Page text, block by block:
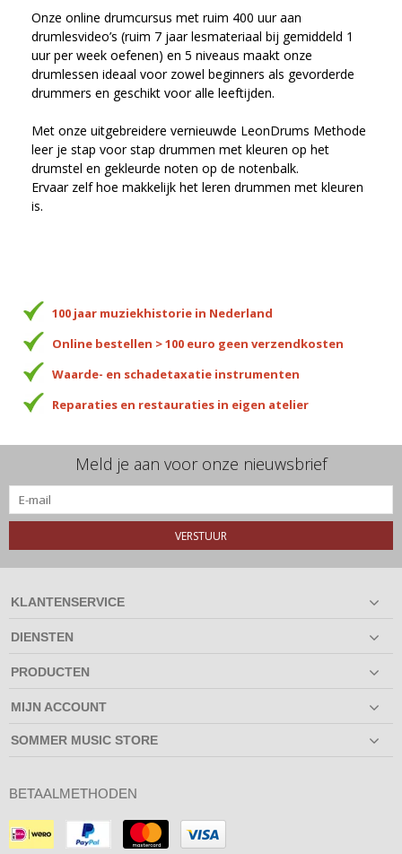
Onze online drumcursus met ruim 400 uur aan
drumlesvideo’s (ruim 7 jaar lesmateriaal bij gemiddeld 1
uur per week oefenen) en 5 niveaus maakt onze
drumlessen ideaal voor zowel beginners als gevorderde
drummers en geschikt voor alle leeftijden.
Met onze uitgebreidere vernieuwde LeonDrums Methode
leer je stap voor stap drummen met kleuren op het
drumstel en gekleurde noten op de notenbalk.
Ervaar zelf hoe makkelijk het leren drummen met kleuren
is.
100 jaar muziekhistorie in Nederland
Online bestellen > 100 euro geen verzendkosten
Waarde- en schadetaxatie instrumenten
Reparaties en restauraties in eigen atelier
Meld je aan voor onze nieuwsbrief
VERSTUUR
KLANTENSERVICE
DIENSTEN
PRODUCTEN
MIJN ACCOUNT
SOMMER MUSIC STORE
BETAALMETHODEN